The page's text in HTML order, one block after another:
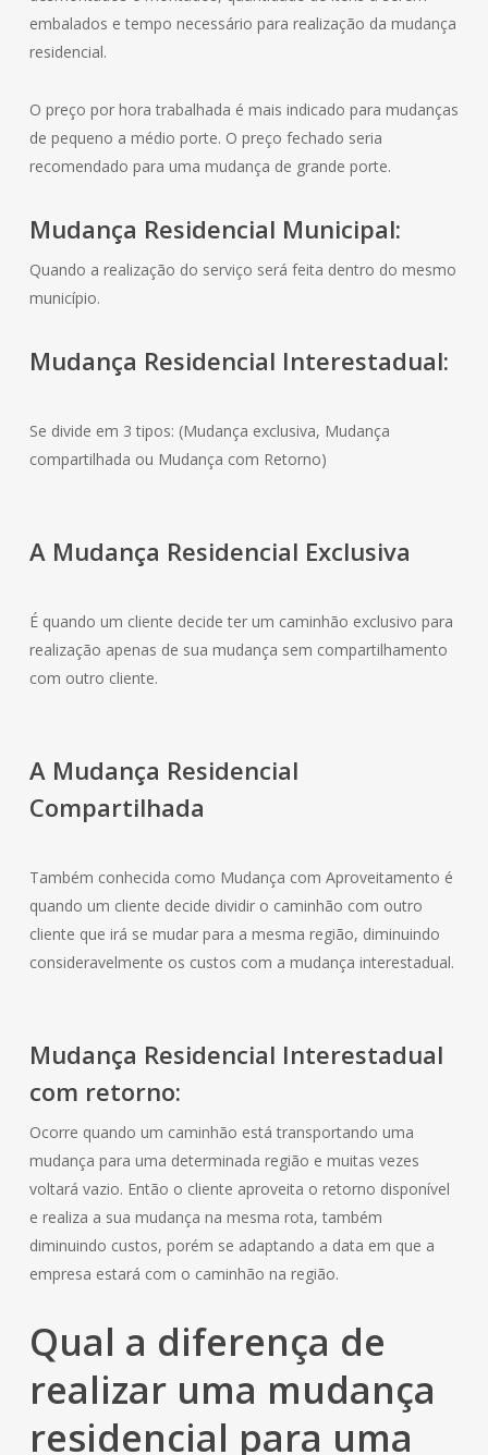
embalados e tempo necessário para realização da mudança
residencial.
O preço por hora trabalhada é mais indicado para mudanças
de pequeno a médio porte. O preço fechado seria
recomendado para uma mudança de grande porte.
Mudança Residencial Municipal:
Quando a realização do serviço será feita dentro do mesmo
município.
Mudança Residencial Interestadual:
Se divide em 3 tipos: (Mudança exclusiva, Mudança
compartilhada ou Mudança com Retorno)
A Mudança Residencial Exclusiva
É quando um cliente decide ter um caminhão exclusivo para
realização apenas de sua mudança sem compartilhamento
com outro cliente.
A Mudança Residencial
Compartilhada
Também conhecida como Mudança com Aproveitamento é
quando um cliente decide dividir o caminhão com outro
cliente que irá se mudar para a mesma região, diminuindo
consideravelmente os custos com a mudança interestadual.
Mudança Residencial Interestadual
com retorno:
Ocorre quando um caminhão está transportando uma
mudança para uma determinada região e muitas vezes
voltará vazio. Então o cliente aproveita o retorno disponível
e realiza a sua mudança na mesma rota, também
diminuindo custos, porém se adaptando a data em que a
empresa estará com o caminhão na região.
Qual a diferença de
realizar uma mudança
residencial para uma